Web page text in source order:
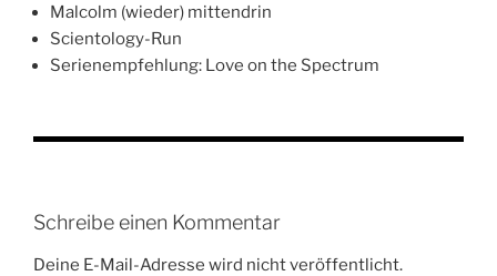
Malcolm (wieder) mittendrin
Scientology-Run
Serienempfehlung: Love on the Spectrum
Schreibe einen Kommentar
Deine E-Mail-Adresse wird nicht veröffentlicht.